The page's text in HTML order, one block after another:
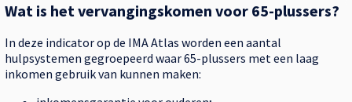
Wat is het vervangingskomen voor 65-plussers?
In deze indicator op de IMA Atlas worden ​​een aantal
hulpsystemen gegroepeerd waar 65-plussers met een laag
inkomen gebruik van kunnen maken: